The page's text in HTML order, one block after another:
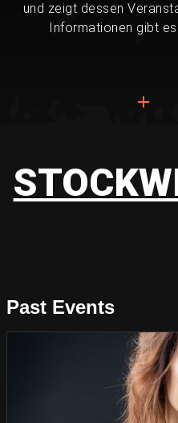
und zeigt dessen
Informationen gibt
Past Events